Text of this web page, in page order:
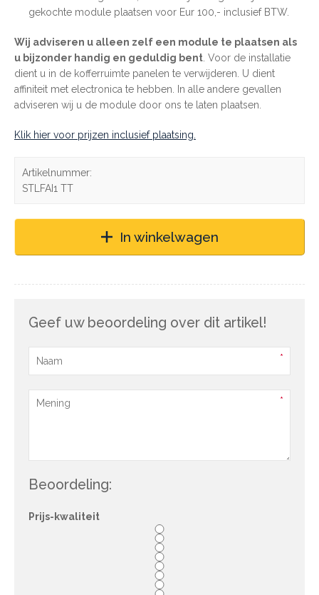
gekochte module plaatsen voor Eur 100,- inclusief BTW.
Wij adviseren u alleen zelf een module te plaatsen als
u bijzonder handig en geduldig bent. Voor de installatie
dient u in de kofferruimte panelen te verwijderen. U dient
affiniteit met electronica te hebben. In alle andere gevallen
adviseren wij u de module door ons te laten plaatsen.
Klik hier voor prijzen inclusief plaatsing.
Artikelnummer:
STLFAI1 TT
In winkelwagen
Geef uw beoordeling over dit artikel!
Beoordeling:
Prijs-kwaliteit